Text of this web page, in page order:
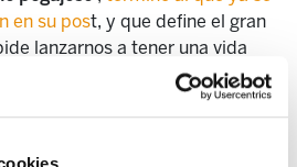
en su post, y que define el gran
lanzarnos a tener una vida
equidad. Por tanto, es un término
a la hora de identificar las